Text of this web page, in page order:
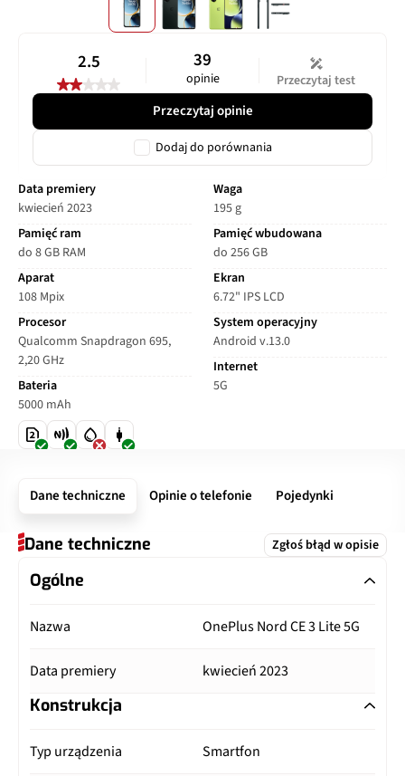
2.5 39
opinie Przeczytaj test
Przeczytaj opinie
Dodaj do porównania
Data premiery
kwiecień 2023
Pamięć ram
do 8 GB RAM
Aparat
108 Mpix
Procesor
Qualcomm Snapdragon 695,
2,20 GHz
Bateria
5000 mAh
Waga
195 g
Pamięć wbudowana
do 256 GB
Ekran
6.72" IPS LCD
System operacyjny
Android v.13.0
Internet
5G
Dane techniczne Opinie o telefonie Pojedynki
Dane techniczne Zgłoś błąd w opisie
Ogólne
Nazwa OnePlus Nord CE 3 Lite 5G
Data premiery kwiecień 2023
Konstrukcja
Typ urządzenia Smartfon